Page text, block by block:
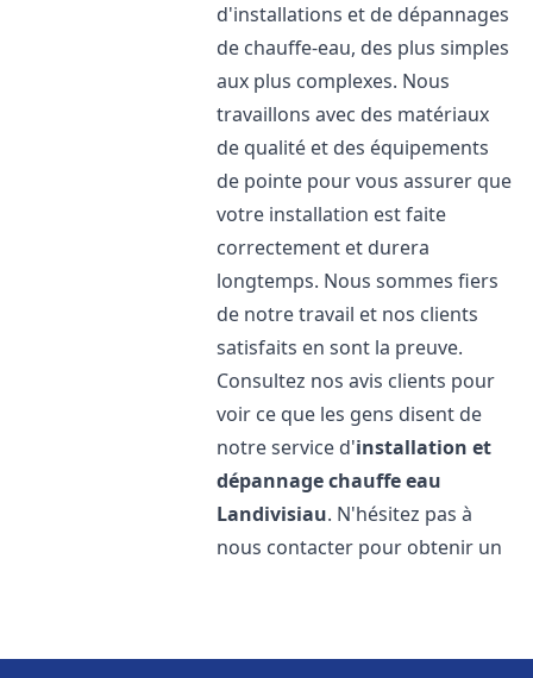
d'installations et de dépannages
de chauffe-eau, des plus simples
aux plus complexes. Nous
travaillons avec des matériaux
de qualité et des équipements
de pointe pour vous assurer que
votre installation est faite
correctement et durera
longtemps. Nous sommes fiers
de notre travail et nos clients
satisfaits en sont la preuve.
Consultez nos avis clients pour
voir ce que les gens disent de
notre service d'installation et
dépannage chauffe eau
Landivisiau. N'hésitez pas à
nous contacter pour obtenir un